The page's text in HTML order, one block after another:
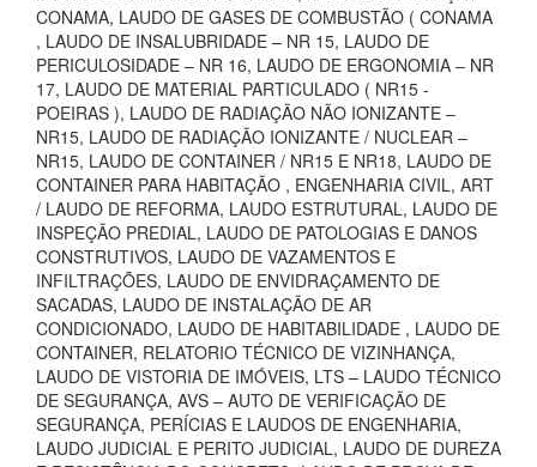
CONAMA, LAUDO DE GASES DE COMBUSTÃO ( CONAMA
, LAUDO DE INSALUBRIDADE – NR 15, LAUDO DE
PERICULOSIDADE – NR 16, LAUDO DE ERGONOMIA – NR
17, LAUDO DE MATERIAL PARTICULADO ( NR15 -
POEIRAS ), LAUDO DE RADIAÇÃO NÃO IONIZANTE –
NR15, LAUDO DE RADIAÇÃO IONIZANTE / NUCLEAR –
NR15, LAUDO DE CONTAINER / NR15 E NR18, LAUDO DE
CONTAINER PARA HABITAÇÃO , ENGENHARIA CIVIL, ART
/ LAUDO DE REFORMA, LAUDO ESTRUTURAL, LAUDO DE
INSPEÇÃO PREDIAL, LAUDO DE PATOLOGIAS E DANOS
CONSTRUTIVOS, LAUDO DE VAZAMENTOS E
INFILTRAÇÕES, LAUDO DE ENVIDRAÇAMENTO DE
SACADAS, LAUDO DE INSTALAÇÃO DE AR
CONDICIONADO, LAUDO DE HABITABILIDADE , LAUDO DE
CONTAINER, RELATORIO TÉCNICO DE VIZINHANÇA,
LAUDO DE VISTORIA DE IMÓVEIS, LTS – LAUDO TÉCNICO
DE SEGURANÇA, AVS – AUTO DE VERIFICAÇÃO DE
SEGURANÇA, PERÍCIAS E LAUDOS DE ENGENHARIA,
LAUDO JUDICIAL E PERITO JUDICIAL, LAUDO DE DUREZA